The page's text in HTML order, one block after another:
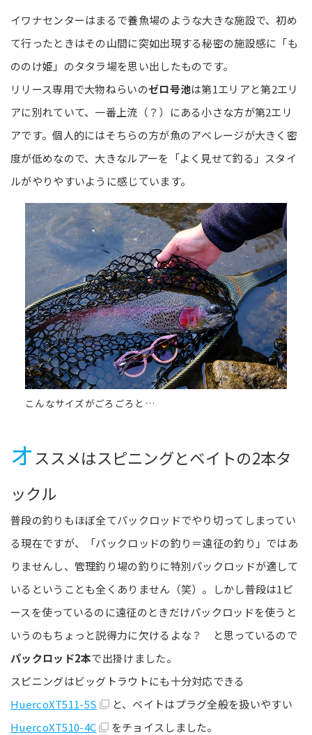
イワナセンターはまるで養魚場のような大きな施設で、初め
て行ったときはその山間に突如出現する秘密の施設感に「も
ののけ姫」のタタラ場を思い出したものです。
リリース専用で大物ねらいのゼロ号池は第1エリアと第2エリ
アに別れていて、一番上流（？）にある小さな方が第2エリ
アです。個人的にはそちらの方が魚のアベレージが大きく密
度が低めなので、大きなルアーを「よく見せて釣る」スタイ
ルがやりやすいように感じています。
こんなサイズがごろごろと…
オススメはスピニングとベイトの2本タ
ックル
普段の釣りもほぼ全てパックロッドでやり切ってしまってい
る現在ですが、「パックロッドの釣り＝遠征の釣り」ではあ
りませんし、管理釣り場の釣りに特別パックロッドが適して
いるということも全くありません（笑）。しかし普段は1ピ
ースを使っているのに遠征のときだけパックロッドを使うと
いうのもちょっと説得力に欠けるよな？ と思っているので
パックロッド2本で出掛けました。
スピニングはビッグトラウトにも十分対応できる
HuercoXT511-5S
と、ベイトはプラグ全般を扱いやすい
HuercoXT510-4C
をチョイスしました。